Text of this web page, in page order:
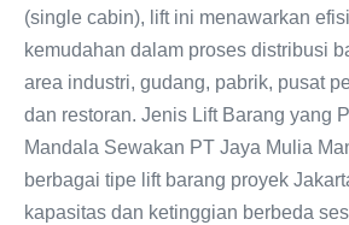
(single cabin), lift ini menawarkan
kemudahan dalam proses distribusi
area industri, gudang, pabrik, pusat
dan restoran. Jenis Lift Barang yang
Mandala Sewakan PT Jaya Mulia
berbagai tipe lift barang proyek
kapasitas dan ketinggian berbeda